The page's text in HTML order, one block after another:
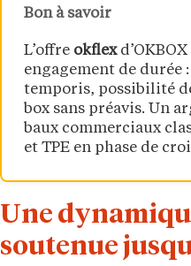
Bon à savoir
L’offre okflex
engagement de
temporis, possibilité
box sans préavis. Un
baux commerciaux
et TPE en phase de
Une
soutenue